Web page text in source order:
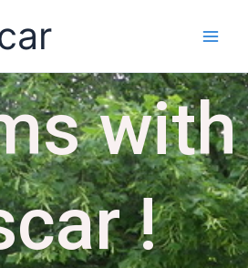
with
!